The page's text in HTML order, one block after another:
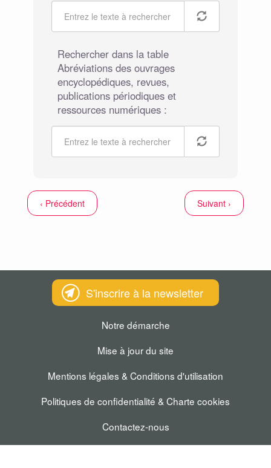
Rechercher dans la table
Abréviations des ouvrages
encyclopédiques, revues,
publications périodiques et
ressources numériques :
‹ Précédent Suivant ›
S'inscrire à la newsletter
Notre démarche
Mise à jour du site
Mentions légales & Conditions d'utilisation
Politiques de confidentialité & Charte cookies
Contactez-nous